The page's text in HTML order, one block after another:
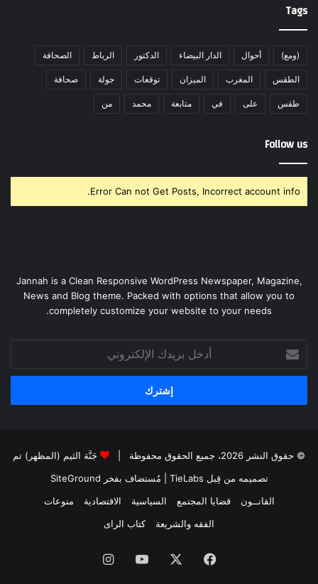
Tags
(ومع) أحوال الدار البيضاء الدكتور الرباط الصحافة
الطقس المغرب الميزان توقعات جولة صحافة
طقس على في متابعة محمد من
Follow us
Error Can not Get Posts, Incorrect account info.
Jannah is a Clean Responsive WordPress Newspaper, Magazine,
News and Blog theme. Packed with options that allow you to
completely customize your website to your needs.
بريدك
الإلكتروني
© حقوق النشر 2026، جميع الحقوق محفوظة |
جَنَّة الثيم (المظهر) تم
تصميمه من قِبل TieLabs
| مُستضاف بفخر SiteGround
القانــون
قضايا المجتمع السياسية الاقتصادية
منوعات
الفقه والشريعة
كتاب الراى
فيسبوك يوتيوبانستقرام